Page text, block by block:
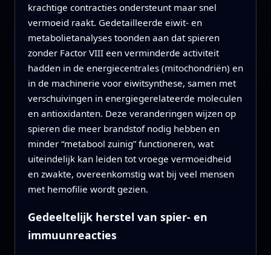
krachtige contracties ondersteunt maar snel
vermoeid raakt. Gedetailleerde eiwit- en
metabolietanalyses toonden aan dat spieren
zonder Factor VIII een verminderde activiteit
hadden in de energiecentrales (mitochondriën) en
in de machinerie voor eiwitsynthese, samen met
verschuivingen in energiegerelateerde moleculen
en antioxidanten. Deze veranderingen wijzen op
spieren die meer brandstof nodig hebben en
minder “metabool zuinig” functioneren, wat
uiteindelijk kan leiden tot vroege vermoeidheid
en zwakte, overeenkomstig wat bij veel mensen
met hemofilie wordt gezien.
Gedeeltelijk herstel van spier- en
immuunreacties